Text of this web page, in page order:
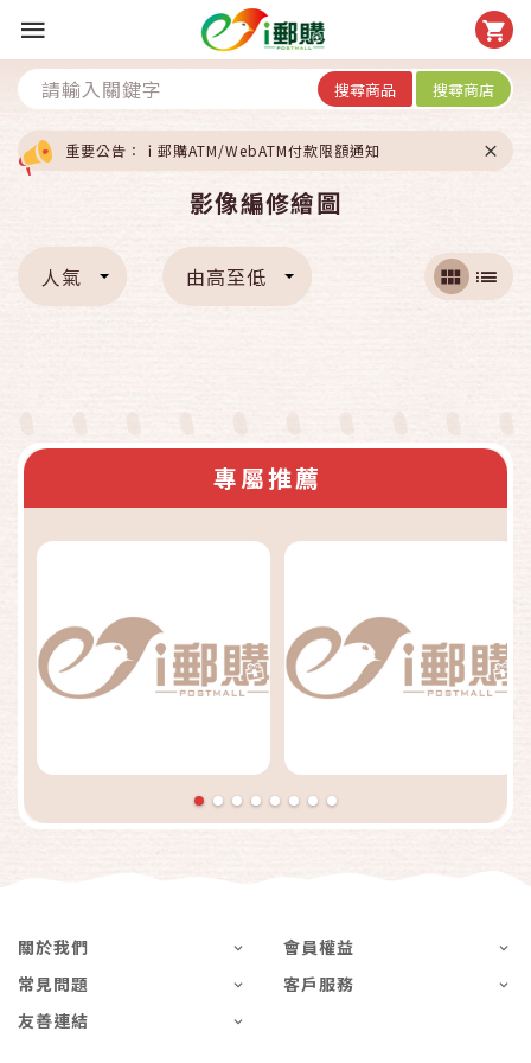
搜尋商品 搜尋商店
重要公告：ｉ郵購ATM/WebATM付款限額通知
影像編修繪圖
人氣 由高至低
專屬推薦
關於我們
會員權益
常見問題
客戶服務
友善連結